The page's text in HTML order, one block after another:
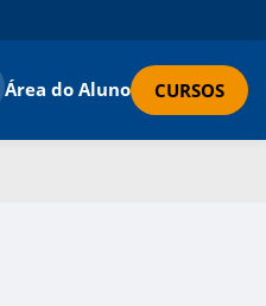
Área do Aluno CURSOS